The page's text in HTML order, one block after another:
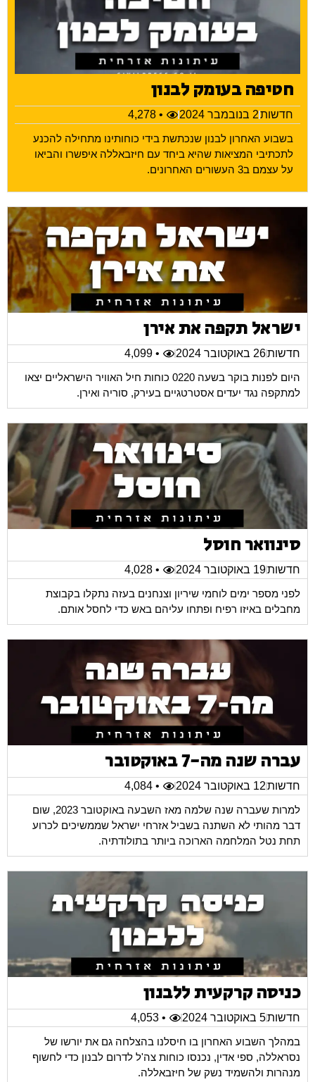
חטיפה בעומק לבנון
חדשות2 בנובמבר 2024
• 4,278
בשבוע האחרון לבנון שנכתשת בידי כוחותינו מתחילה להכנע
לתכתיבי המציאות שהיא ביחד עם חיזבאללה איפשרו והביאו
על עצמם ב3 העשורים האחרונים.
ישראל תקפה את אירן
חדשות26 באוקטובר 2024
• 4,099
היום לפנות בוקר בשעה 0220 כוחות חיל האוויר הישראליים יצאו
למתקפה נגד יעדים אסטרטגיים בעירק, סוריה ואירן.
סינוואר חוסל
חדשות19 באוקטובר 2024
• 4,028
לפני מספר ימים לוחמי שיריון וצנחנים בעזה נתקלו בקבוצת
מחבלים באיזו רפיח ופתחו עליהם באש כדי לחסל אותם.
עברה שנה מה-7 באוקטובר
חדשות12 באוקטובר 2024
• 4,084
למרות שעברה שנה שלמה מאז השבעה באוקטובר 2023, שום
דבר מהותי לא השתנה בשביל אזרחי ישראל שממשיכים לכרוע
תחת נטל המלחמה הארוכה ביותר בתולודתיה.
כניסה קרקעית ללבנון
חדשות5 באוקטובר 2024
• 4,053
במהלך השבוע האחרון בו חיסלנו בהצלחה גם את יורשו של
נסראללה, ספי אדין, נכנסו כוחות צה'ל לדרום לבנון כדי לחשוף
מנהרות ולהשמיד נשק של חיזבאללה.